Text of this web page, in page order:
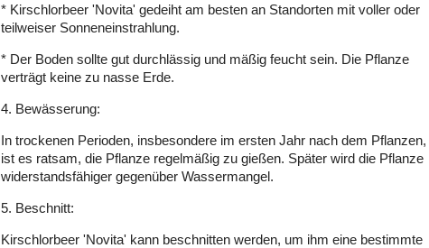
* Kirschlorbeer 'Novita' gedeiht am besten an Standorten mit voller oder
teilweiser Sonneneinstrahlung.
* Der Boden sollte gut durchlässig und mäßig feucht sein. Die Pflanze
verträgt keine zu nasse Erde.
4. Bewässerung:
In trockenen Perioden, insbesondere im ersten Jahr nach dem Pflanzen,
ist es ratsam, die Pflanze regelmäßig zu gießen. Später wird die Pflanze
widerstandsfähiger gegenüber Wassermangel.
5. Beschnitt:
Kirschlorbeer 'Novita' kann beschnitten werden, um ihm eine bestimmte